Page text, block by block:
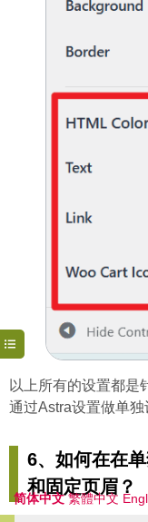
以上所有的设置都是
通过Astra设置做单独
6、如何在在
和固定页眉？
简体中文 繁體中文